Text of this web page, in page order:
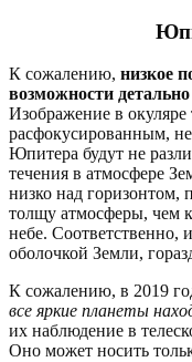
К сожалению, низкое
возможности
Изображение в окуляре
расфокусированным,
Юпитера будут не
течения в атмосфере
низко над горизонтом,
толщу атмосферы, чем
небе. Соответственно,
оболочкой Земли,
К сожалению, в 2019
все яркие планеты
их наблюдение в
Оно может носить